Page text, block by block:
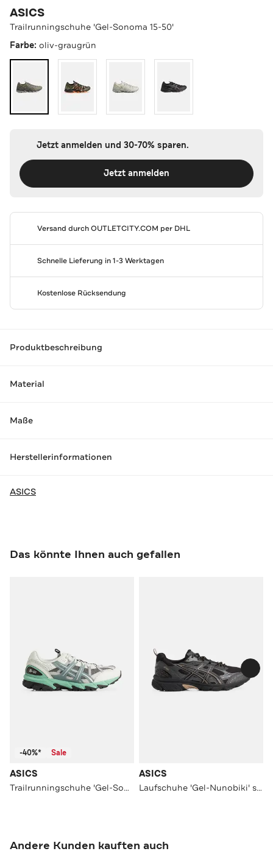
ASICS
Trailrunningschuhe 'Gel-Sonoma 15-50'
Farbe: oliv-graugrün
Jetzt anmelden und 30-70% sparen.
Jetzt anmelden
Versand durchOUTLETCITY.COM per DHL
Schnelle Lieferung in 1-3 Werktagen
Kostenlose Rücksendung
Produktbeschreibung
Material
Maße
Herstellerinformationen
ASICS
Das könnte Ihnen auch gefallen
-40%* Sale
ASICS
Trailrunningschuhe 'Gel-Sonoma 15-50'
ASICS
Laufschuhe 'Gel-Nunobiki' schwarz
Andere Kunden kauften auch